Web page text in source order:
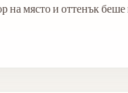
на място и оттенък беше